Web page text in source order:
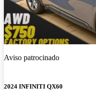
Aviso patrocinado
2024 INFINITI QX60